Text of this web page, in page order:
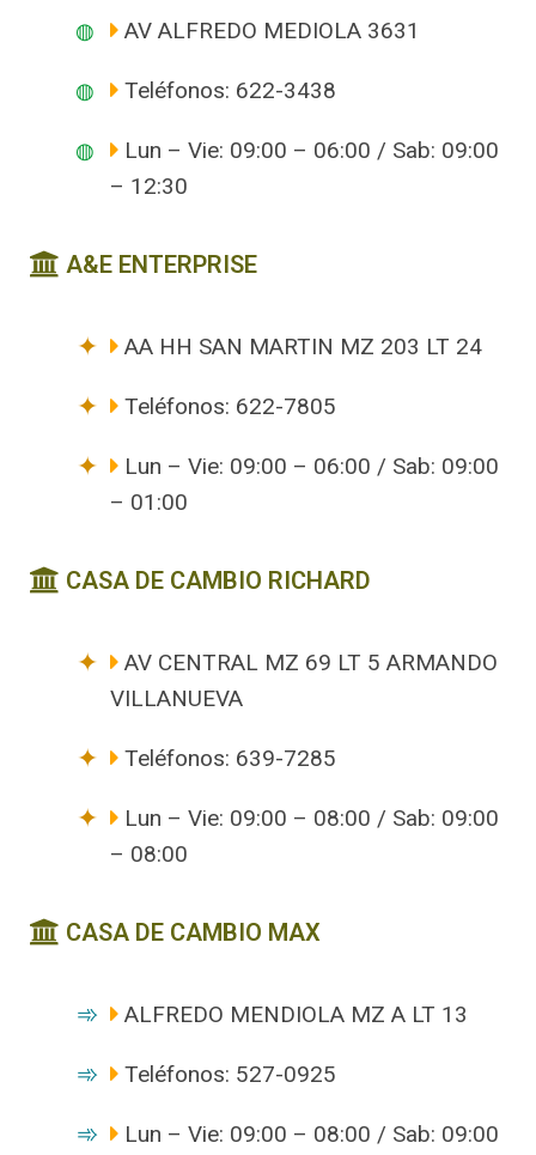
AV ALFREDO MEDIOLA 3631
Teléfonos: 622-3438
Lun – Vie: 09:00 – 06:00 / Sab: 09:00
– 12:30
A&E ENTERPRISE
AA HH SAN MARTIN MZ 203 LT 24
Teléfonos: 622-7805
Lun – Vie: 09:00 – 06:00 / Sab: 09:00
– 01:00
CASA DE CAMBIO RICHARD
AV CENTRAL MZ 69 LT 5 ARMANDO
VILLANUEVA
Teléfonos: 639-7285
Lun – Vie: 09:00 – 08:00 / Sab: 09:00
– 08:00
CASA DE CAMBIO MAX
ALFREDO MENDIOLA MZ A LT 13
Teléfonos: 527-0925
Lun – Vie: 09:00 – 08:00 / Sab: 09:00